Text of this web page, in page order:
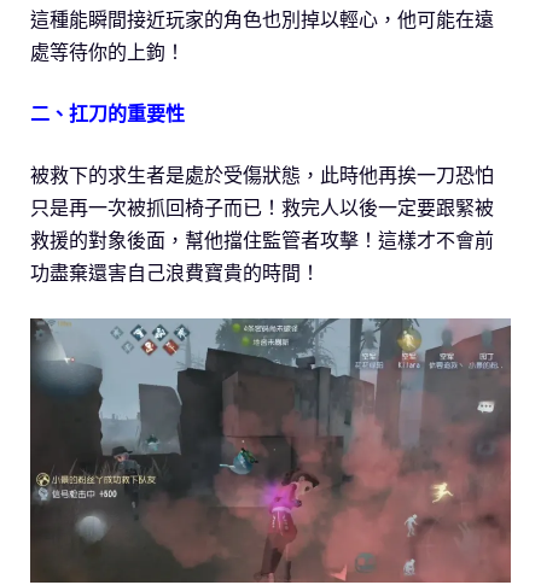
這種能瞬間接近玩家的角色也別掉以輕心，他可能在遠
處等待你的上鉤！
二、扛刀的重要性
被救下的求生者是處於受傷狀態，此時他再挨一刀恐怕
只是再一次被抓回椅子而已！救完人以後一定要跟緊被
救援的對象後面，幫他擋住監管者攻擊！這樣才不會前
功盡棄還害自己浪費寶貴的時間！